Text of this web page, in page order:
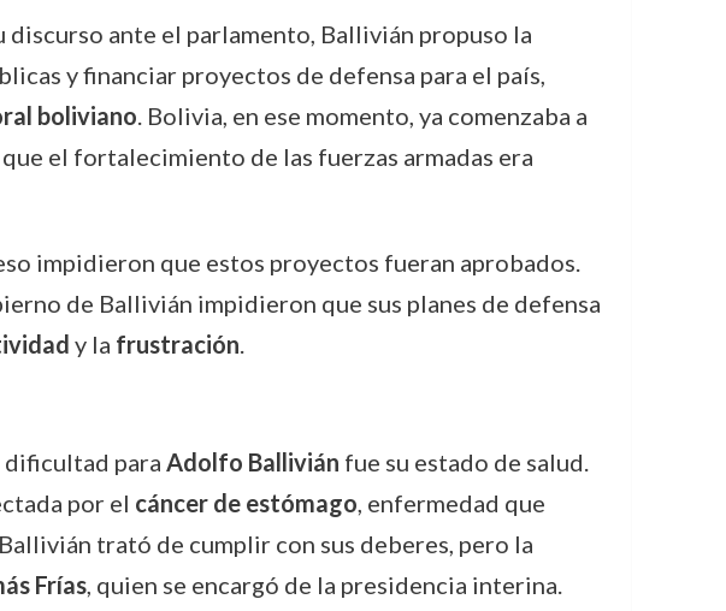
discurso ante el parlamento, Ballivián propuso la
y financiar proyectos de defensa para el país,
boliviano. Bolivia, en ese momento, ya comenzaba a
el fortalecimiento de las fuerzas armadas era
impidieron que estos proyectos fueran aprobados.
de Ballivián impidieron que sus planes de defensa
y la frustración.
para Adolfo Ballivián fue su estado de salud.
por el cáncer de estómago, enfermedad que
trató de cumplir con sus deberes, pero la
Frías, quien se encargó de la presidencia interina.